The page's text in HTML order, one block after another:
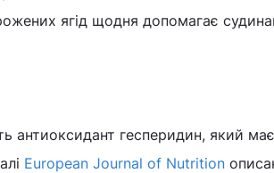
ягід щодня допомагає
антиоксидант гесперидин, який
European Journal of Nutrition